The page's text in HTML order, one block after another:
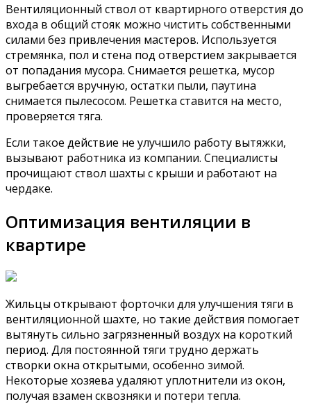
Вентиляционный ствол от квартирного отверстия до
входа в общий стояк можно чистить собственными
силами без привлечения мастеров. Используется
стремянка, пол и стена под отверстием закрывается
от попадания мусора. Снимается решетка, мусор
выгребается вручную, остатки пыли, паутина
снимается пылесосом. Решетка ставится на место,
проверяется тяга.
Если такое действие не улучшило работу вытяжки,
вызывают работника из компании. Специалисты
прочищают ствол шахты с крыши и работают на
чердаке.
Оптимизация вентиляции в
квартире
Жильцы открывают форточки для улучшения тяги в
вентиляционной шахте, но такие действия помогает
вытянуть сильно загрязненный воздух на короткий
период. Для постоянной тяги трудно держать
створки окна открытыми, особенно зимой.
Некоторые хозяева удаляют уплотнители из окон,
получая взамен сквозняки и потери тепла.